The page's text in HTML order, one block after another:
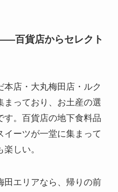
百貨店からセレクト
本店・大丸梅田店・ルク
まっており、お土産の選
す。百貨店の地下食料品
イーツが一堂に集まって
しい。
田エリアなら、帰りの前